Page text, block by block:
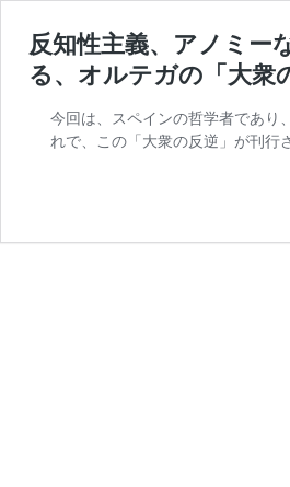
反知性主義、アノミー
る、オルテガの「大衆
今回は、スペインの哲学者であ
れで、この「大衆の反逆」が刊